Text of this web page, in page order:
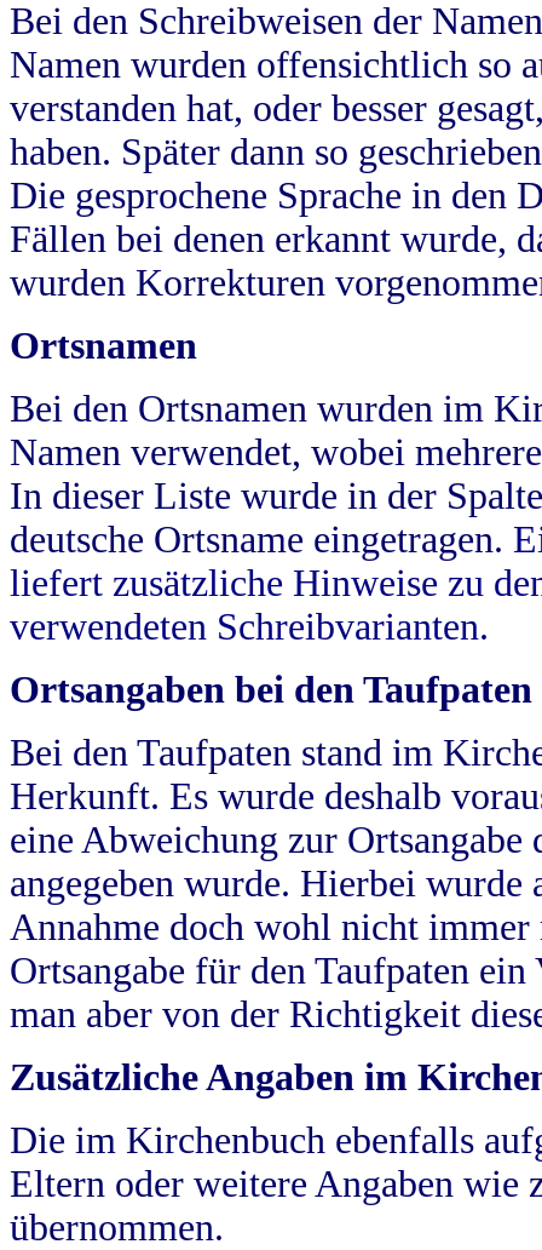
Bei den Schreibweisen der
Namen wurden offensichtlich so
verstanden hat, oder besser
haben. Später dann so
Die gesprochene Sprache in
Fällen bei denen erkannt wurde,
wurden Korrekturen
Ortsnamen
Bei den Ortsnamen wurden im
Namen verwendet, wobei
In dieser Liste wurde in der
deutsche Ortsname eingetragen.
liefert zusätzliche Hinweise zu
verwendeten Schreibvarianten.
Ortsangaben bei den Taufpaten
Bei den Taufpaten stand im
Herkunft. Es wurde deshalb
eine Abweichung zur
angegeben wurde. Hierbei wurde
Annahme doch wohl nicht
Ortsangabe für den Taufpaten
man aber von der Richtigkeit
Zusätzliche Angaben im
Die im Kirchenbuch ebenfalls
Eltern oder weitere Angaben wie
übernommen.